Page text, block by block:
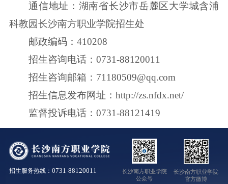
通信地址：湖南省长沙市岳麓区大学城含浦
科教园长沙南方职业学院招生处
邮政编码：410208
招生咨询电话：0731-88120011
招生咨询邮箱：71180509@qq.com
招生信息发布网址：http://zs.nfdx.net/
监督投诉电话：0731-88121419
招生服务热线： 0731-88120011
长沙南方职业学院
公众号
长沙南方职业学院
官方微博